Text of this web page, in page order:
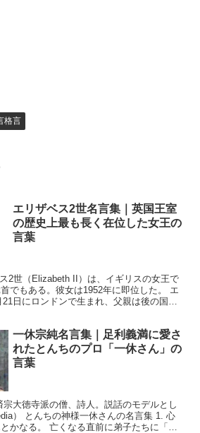
格言
エリザベス2世名言集｜英国王室
の歴史上最も長く在位した女王の
言葉
2世（Elizabeth II）は、イギリスの女王で
でもある。彼女は1952年に即位した。 エ
日にロンドンで生まれ、父親は後の国王
一休宗純名言集｜足利義満に愛さ
れたとんちのプロ「一休さん」の
言葉
大徳寺派の僧、詩人。説話のモデルとし
） とんちの神様一休さんの名言集 1. 心
かなる。 亡くなる直前に弟子たちに「こ